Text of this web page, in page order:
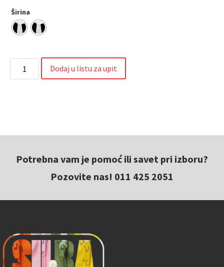
Širina
Dodaj u listu za upit
Potrebna vam je pomoć ili savet pri izboru?
Pozovite nas! 011 425 2051